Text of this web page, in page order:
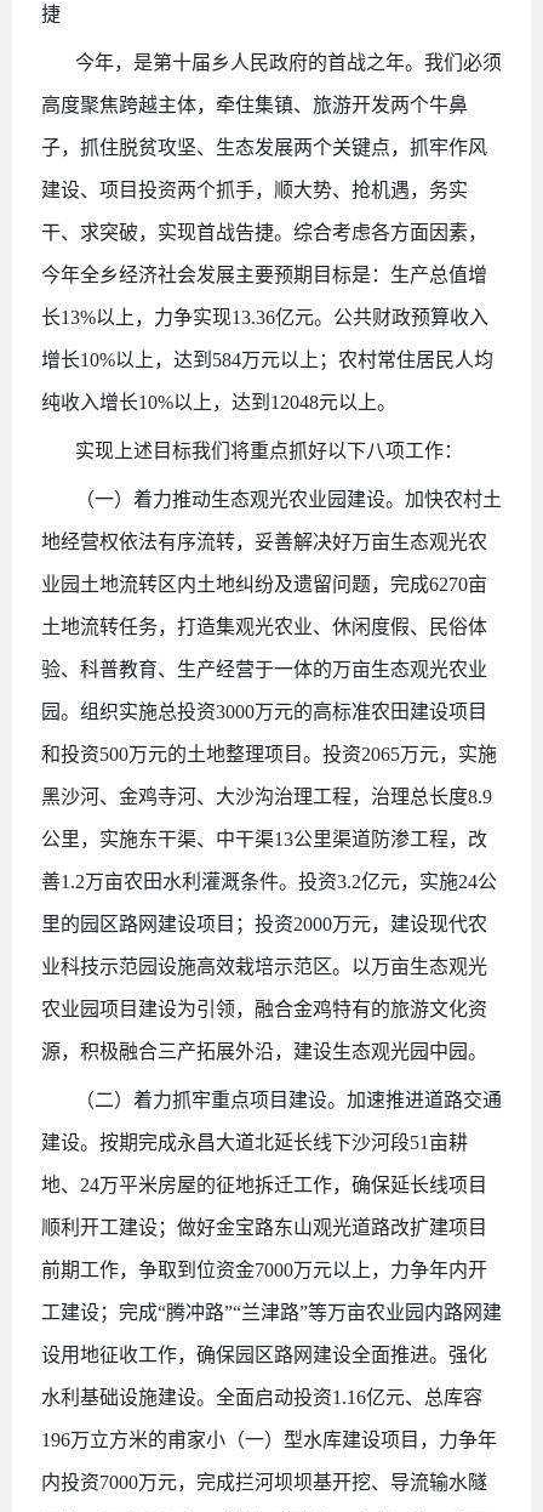
捷
今年，是第十届乡人民政府的首战之年。我们必须
高度聚焦跨越主体，牵住集镇、旅游开发两个牛鼻
子，抓住脱贫攻坚、生态发展两个关键点，抓牢作风
建设、项目投资两个抓手，顺大势、抢机遇，务实
干、求突破，实现首战告捷。综合考虑各方面因素，
今年全乡经济社会发展主要预期目标是：生产总值增
长13%以上，力争实现13.36亿元。公共财政预算收入
增长10%以上，达到584万元以上；农村常住居民人均
纯收入增长10%以上，达到12048元以上。
实现上述目标我们将重点抓好以下八项工作：
（一）着力推动生态观光农业园建设。加快农村土
地经营权依法有序流转，妥善解决好万亩生态观光农
业园土地流转区内土地纠纷及遗留问题，完成6270亩
土地流转任务，打造集观光农业、休闲度假、民俗体
验、科普教育、生产经营于一体的万亩生态观光农业
园。组织实施总投资3000万元的高标准农田建设项目
和投资500万元的土地整理项目。投资2065万元，实施
黑沙河、金鸡寺河、大沙沟治理工程，治理总长度8.9
公里，实施东干渠、中干渠13公里渠道防渗工程，改
善1.2万亩农田水利灌溉条件。投资3.2亿元，实施24公
里的园区路网建设项目；投资2000万元，建设现代农
业科技示范园设施高效栽培示范区。以万亩生态观光
农业园项目建设为引领，融合金鸡特有的旅游文化资
源，积极融合三产拓展外沿，建设生态观光园中园。
（二）着力抓牢重点项目建设。加速推进道路交通
建设。按期完成永昌大道北延长线下沙河段51亩耕
地、24万平米房屋的征地拆迁工作，确保延长线项目
顺利开工建设；做好金宝路东山观光道路改扩建项目
前期工作，争取到位资金7000万元以上，力争年内开
工建设；完成“腾冲路”“兰津路”等万亩农业园内路网建
设用地征收工作，确保园区路网建设全面推进。强化
水利基础设施建设。全面启动投资1.16亿元、总库容
196万立方米的甫家小（一）型水库建设项目，力争年
内投资7000万元，完成拦河坝坝基开挖、导流输水隧